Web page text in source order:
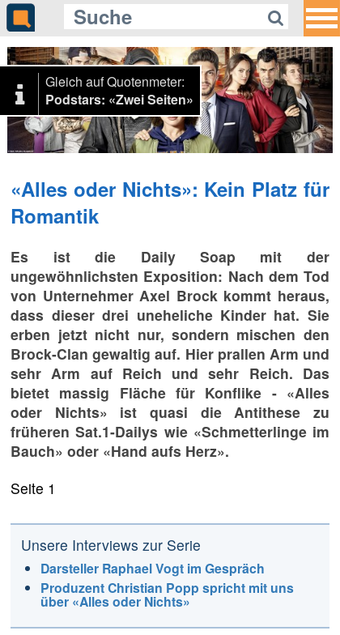
Gleich auf Quotenmeter:
Podstars: «Zwei Seiten»
«Alles oder Nichts»: Kein Platz für
Romantik
Es ist die Daily Soap mit der
ungewöhnlichsten Exposition: Nach dem Tod
von Unternehmer Axel Brock kommt heraus,
dass dieser drei uneheliche Kinder hat. Sie
erben jetzt nicht nur, sondern mischen den
Brock-Clan gewaltig auf. Hier prallen Arm und
sehr Arm auf Reich und sehr Reich. Das
bietet massig Fläche für Konflike - «Alles
oder Nichts» ist quasi die Antithese zu
früheren Sat.1-Dailys wie «Schmetterlinge im
Bauch» oder «Hand aufs Herz».
Seite 1
Unsere Interviews zur Serie
Darsteller Raphael Vogt im Gespräch
Produzent Christian Popp spricht mit uns
über «Alles oder Nichts»